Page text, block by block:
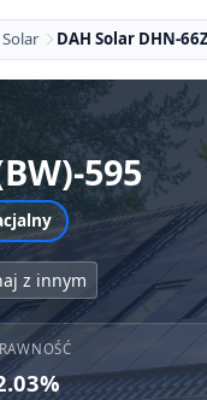
DAH Solar DHN-
595
z innym